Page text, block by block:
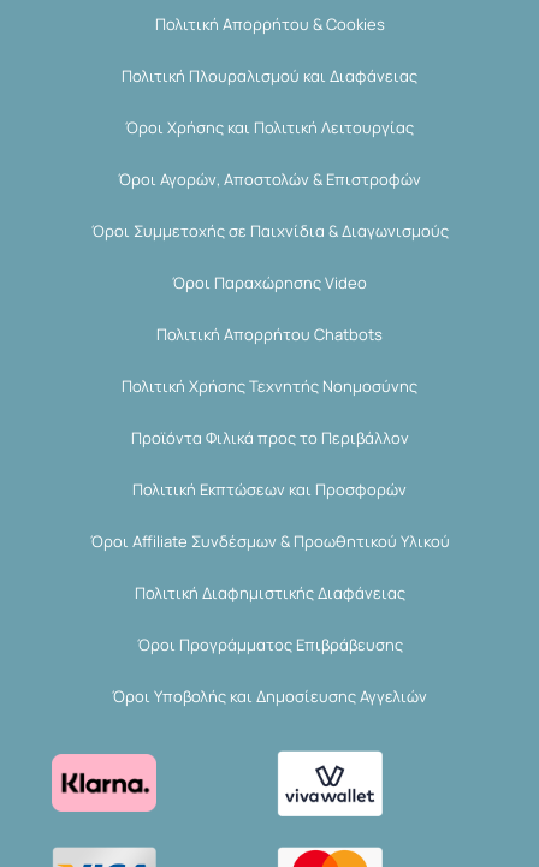
Πολιτική Απορρήτου & Cookies
Πολιτική Πλουραλισμού και Διαφάνειας
Όροι Χρήσης και Πολιτική Λειτουργίας
Όροι Αγορών, Αποστολών & Επιστροφών
Όροι Συμμετοχής σε Παιχνίδια & Διαγωνισμούς
Όροι Παραχώρησης Video
Πολιτική Απορρήτου Chatbots
Πολιτική Χρήσης Τεχνητής Νοημοσύνης
Προϊόντα Φιλικά προς το Περιβάλλον
Πολιτική Εκπτώσεων και Προσφορών
Όροι Affiliate Συνδέσμων & Προωθητικού Υλικού
Πολιτική Διαφημιστικής Διαφάνειας
Όροι Προγράμματος Επιβράβευσης
Όροι Υποβολής και Δημοσίευσης Αγγελιών